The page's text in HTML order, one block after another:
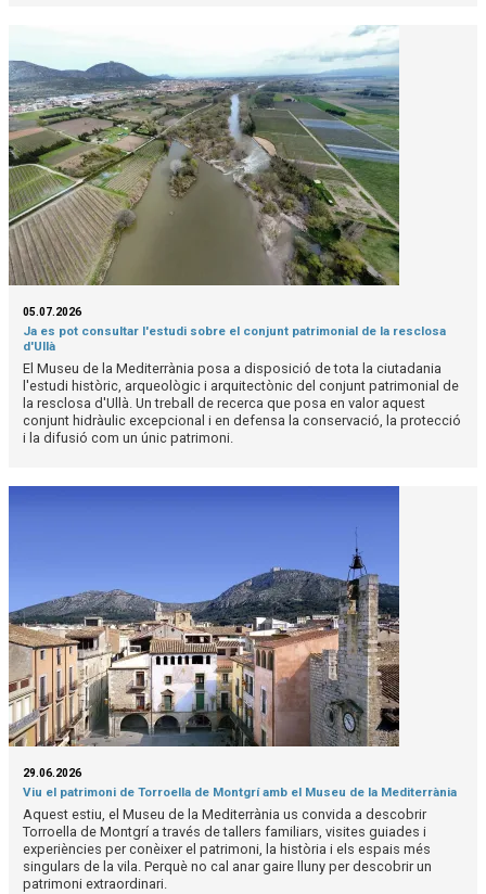
05.07.2026
Ja es pot consultar l'estudi sobre el conjunt patrimonial de la resclosa
d'Ullà
El Museu de la Mediterrània posa a disposició de tota la ciutadania
l'estudi històric, arqueològic i arquitectònic del conjunt patrimonial de
la resclosa d'Ullà. Un treball de recerca que posa en valor aquest
conjunt hidràulic excepcional i en defensa la conservació, la protecció
i la difusió com un únic patrimoni.
29.06.2026
Viu el patrimoni de Torroella de Montgrí amb el Museu de la Mediterrània
Aquest estiu, el Museu de la Mediterrània us convida a descobrir
Torroella de Montgrí a través de tallers familiars, visites guiades i
experiències per conèixer el patrimoni, la història i els espais més
singulars de la vila. Perquè no cal anar gaire lluny per descobrir un
patrimoni extraordinari.